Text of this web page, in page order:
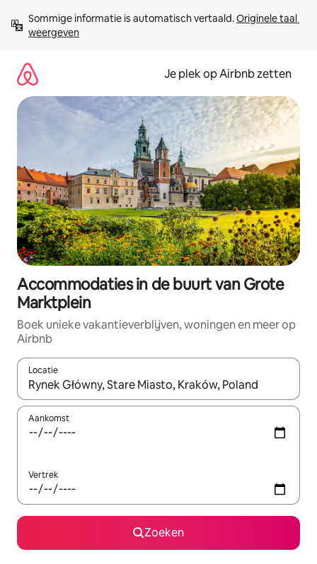
direct
naar
Sommige informatie is automatisch vertaald. Originele taal
weergeven
Je plek op Airbnb zetten
Accommodaties in de buurt van Grote
Marktplein
Boek unieke vakantieverblijven, woningen en meer op
Airbnb
Locatie
Wanneer er resultaten beschikbaar zijn, maak je een keuze
Aankomst
Vertrek
Zoeken